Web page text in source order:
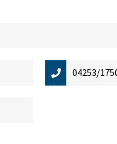
04253/